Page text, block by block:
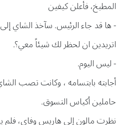
المطبخ، فأعلن كيفين
- ها قد جاء الرئيس. سآخذ الشاي
اتريدين ان لحظر لك شيئاً معي؟.
- ليس اليوم.
أجابته بابتسامه ، وكانت تصب
حاملين أكياس التسوق.
نظرت مالون إلى هاريس وفاي، فلم